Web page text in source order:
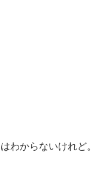
わからないけれど。